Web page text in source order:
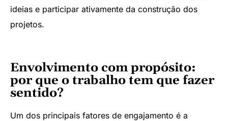
ideias e participar ativamente da construção dos
projetos.
Envolvimento com propósito:
por que o trabalho tem que fazer
sentido?
Um dos principais fatores de engajamento é a